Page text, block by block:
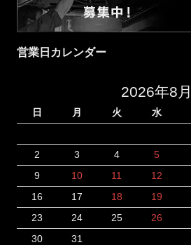
営業日カレンダー
2026年8月
日 月 火 水
2
3 4 5
9
10 11 12
16
17 18 19
23
24 25 26
30
31